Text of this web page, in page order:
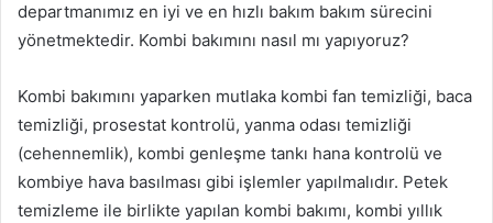
departmanımız en iyi ve en hızlı bakım bakım sürecini
yönetmektedir. Kombi bakımını nasıl mı yapıyoruz?
Kombi bakımını yaparken mutlaka kombi fan temizliği, baca
temizliği, prosestat kontrolü, yanma odası temizliği
(cehennemlik), kombi genleşme tankı hana kontrolü ve
kombiye hava basılması gibi işlemler yapılmalıdır. Petek
temizleme ile birlikte yapılan kombi bakımı, kombi yıllık